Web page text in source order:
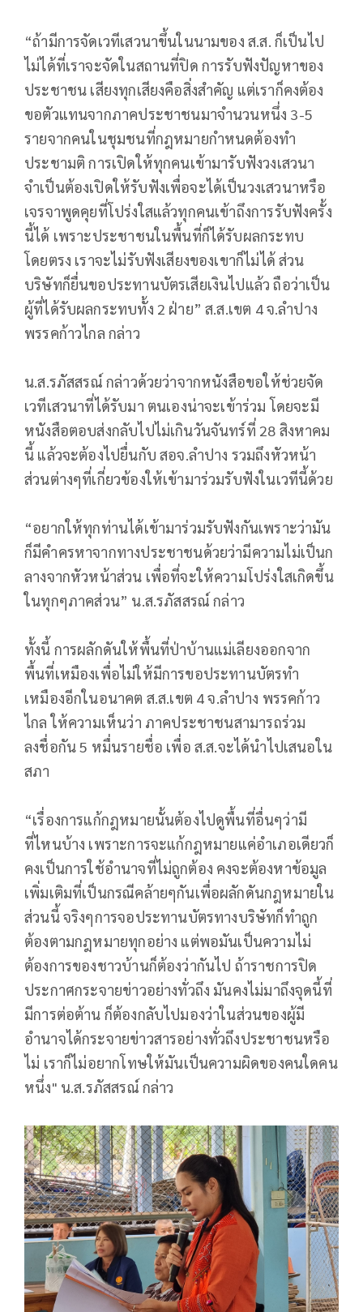
“ถ้ามีการจัดเวทีเสวนาขึ้นในนามของ ส.ส. ก็เป็นไป
ไม่ได้ที่เราจะจัดในสถานที่ปิด การรับฟังปัญหาของ
ประชาชน เสียงทุกเสียงคือสิ่งสำคัญ แต่เราก็คงต้อง
ขอตัวแทนจากภาคประชาชนมาจำนวนหนึ่ง 3-5
รายจากคนในชุมชนที่กฎหมายกำหนดต้องทำ
ประชามติ การเปิดให้ทุกคนเข้ามารับฟังวงเสวนา
จำเป็นต้องเปิดให้รับฟังเพื่อจะได้เป็นวงเสวนาหรือ
เจรจาพูดคุยที่โปร่งใสแล้วทุกคนเข้าถึงการรับฟังครั้ง
นี้ได้ เพราะประชาชนในพื้นที่ก็ได้รับผลกระทบ
โดยตรง เราจะไม่รับฟังเสียงของเขาก็ไม่ได้ ส่วน
บริษัทก็ยื่นขอประทานบัตรเสียเงินไปแล้ว ถือว่าเป็น
ผู้ที่ได้รับผลกระทบทั้ง 2 ฝ่าย” ส.ส.เขต 4 จ.ลำปาง
พรรคก้าวไกล กล่าว
น.ส.รภัสสรณ์ กล่าวด้วยว่าจากหนังสือขอให้ช่วยจัด
เวทีเสวนาที่ได้รับมา ตนเองน่าจะเข้าร่วม โดยจะมี
หนังสือตอบส่งกลับไปไม่เกินวันจันทร์ที่ 28 สิงหาคม
นี้ แล้วจะต้องไปยื่นกับ สอจ.ลำปาง รวมถึงหัวหน้า
ส่วนต่างๆที่เกี่ยวข้องให้เข้ามาร่วมรับฟังในเวทีนี้ด้วย
“อยากให้ทุกท่านได้เข้ามาร่วมรับฟังกันเพราะว่ามัน
ก็มีคำครหาจากทางประชาชนด้วยว่ามีความไม่เป็นก
ลางจากหัวหน้าส่วน เพื่อที่จะให้ความโปร่งใสเกิดขึ้น
ในทุกๆภาคส่วน” น.ส.รภัสสรณ์ กล่าว
ทั้งนี้ การผลักดันให้พื้นที่ป่าบ้านแม่เลียงออกจาก
พื้นที่เหมืองเพื่อไม่ให้มีการขอประทานบัตรทำ
เหมืองอีกในอนาคต ส.ส.เขต 4 จ.ลำปาง พรรคก้าว
ไกล ให้ความเห็นว่า ภาคประชาชนสามารถร่วม
ลงชื่อกัน 5 หมื่นรายชื่อ เพื่อ ส.ส.จะได้นำไปเสนอใน
สภา
“เรื่องการแก้กฎหมายนั้นต้องไปดูพื้นที่อื่นๆว่ามี
ที่ไหนบ้าง เพราะการจะแก้กฎหมายแค่อำเภอเดียวก็
คงเป็นการใช้อำนาจที่ไม่ถูกต้อง คงจะต้องหาข้อมูล
เพิ่มเติมที่เป็นกรณีคล้ายๆกันเพื่อผลักดันกฎหมายใน
ส่วนนี้ จริงๆการจอประทานบัตรทางบริษัทก็ทำถูก
ต้องตามกฎหมายทุกอย่าง แต่พอมันเป็นความไม่
ต้องการของชาวบ้านก็ต้องว่ากันไป ถ้าราชการปิด
ประกาศกระจายข่าวอย่างทั่วถึง มันคงไม่มาถึงจุดนี้ที่
มีการต่อต้าน ก็ต้องกลับไปมองว่าในส่วนของผู้มี
อำนาจได้กระจายข่าวสารอย่างทั่วถึงประชาชนหรือ
ไม่ เราก็ไม่อยากโทษให้มันเป็นความผิดของคนใดคน
หนึ่ง" น.ส.รภัสสรณ์ กล่าว